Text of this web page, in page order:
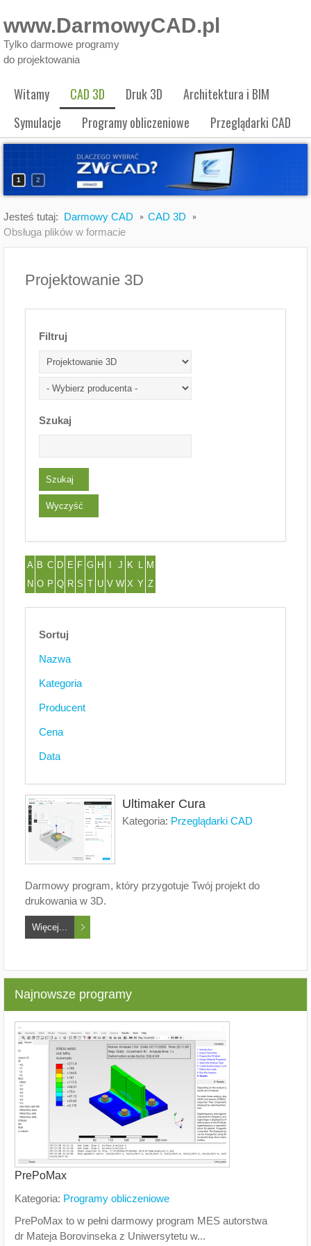
www.DarmowyCAD.pl
Tylko darmowe programy
do projektowania
Witamy CAD 3D Druk 3D
Architektura i BIM
Symulacje
Programy obliczeniowe Przeglądarki CAD
1 2
Jesteś tutaj: Darmowy CAD
CAD 3D
Obsługa plików w formacie
Projektowanie 3D
Filtruj
Szukaj
A B C D E F G H J K
M
N O P Q R S T U V W X Y Z
Sortuj
Nazwa
Kategoria
Producent
Cena
Data
Ultimaker Cura
Kategoria: Przeglądarki CAD
Darmowy program, który przygotuje Twój projekt do
drukowania w 3D.
Więcej...
Najnowsze programy
PrePoMax
Kategoria: Programy obliczeniowe
PrePoMax to w pełni darmowy program MES autorstwa
dr Mateja Borovinseka z Uniwersytetu w...